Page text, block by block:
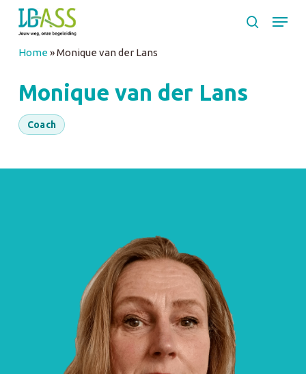
Skip
content
search
Menu
Home»Monique van der Lans
Monique van der Lans
Coach